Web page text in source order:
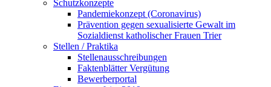
Schutzkonzepte
Pandemiekonzept (Coronavirus)
Prävention gegen sexualisierte Gewalt im
Sozialdienst katholischer Frauen Trier
Stellen / Praktika
Stellenausschreibungen
Faktenblätter Vergütung
Bewerberportal